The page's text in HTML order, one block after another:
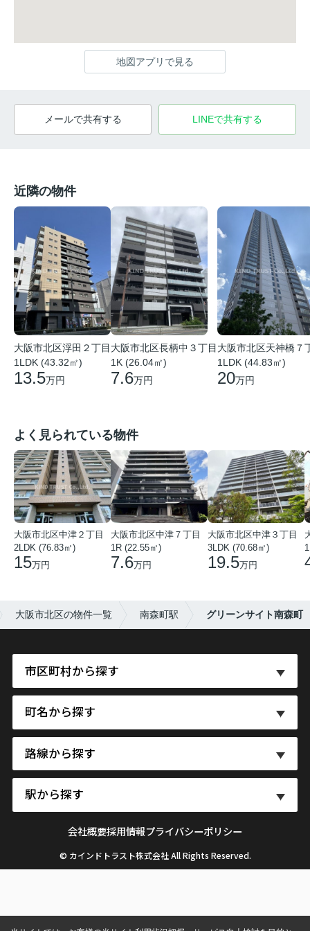
地図アプリで見る
メールで共有する LINEで共有する
近隣の物件
大阪市北区浮田２丁目
1LDK (43.32㎡)
13.5万円
大阪市北区長柄中３丁目
1K (26.04㎡)
7.6万円
大阪市北区天神橋７
1LDK (44.83㎡)
20万円
よく見られている物件
大阪市北区中津２丁目
2LDK (76.83㎡)
15万円
大阪市北区中津７丁目
1R (22.55㎡)
7.6万円
大阪市北区中津３丁目
3LDK (70.68㎡)
19.5万円
大阪市北区の物件一覧 南森町駅 グリーンサイト南森町
市区町村から探す
町名から探す
路線から探す
駅から探す
会社概要採用情報プライバシーポリシー
© カインドトラスト株式会社 All Rights Reserved.